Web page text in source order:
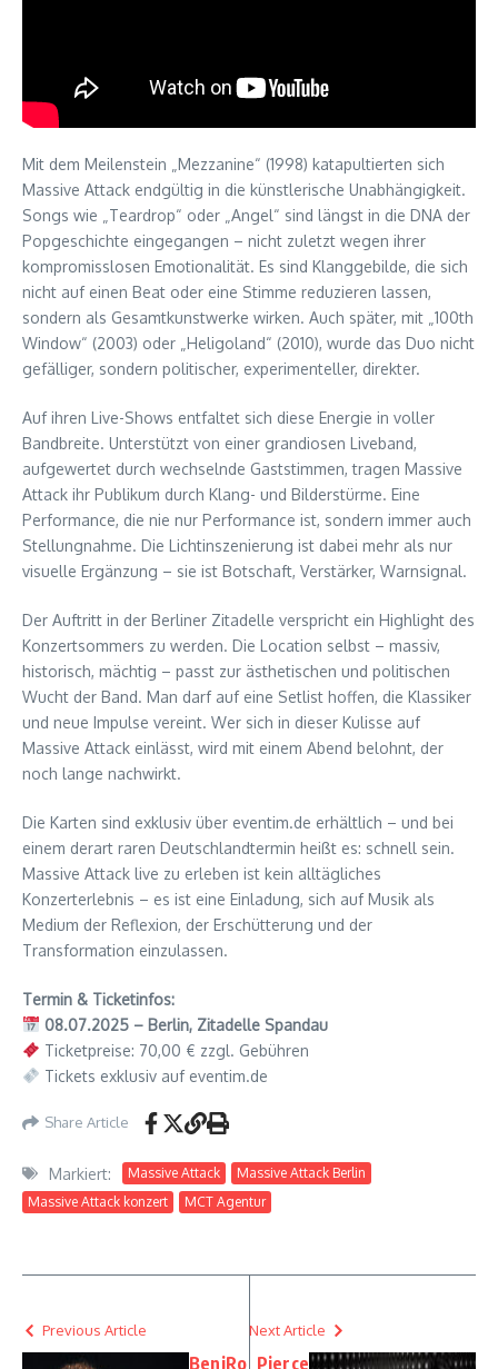
Mit dem Meilenstein „Mezzanine“ (1998) katapultierten sich
Massive Attack endgültig in die künstlerische Unabhängigkeit.
Songs wie „Teardrop“ oder „Angel“ sind längst in die DNA der
Popgeschichte eingegangen – nicht zuletzt wegen ihrer
kompromisslosen Emotionalität. Es sind Klanggebilde, die sich
nicht auf einen Beat oder eine Stimme reduzieren lassen,
sondern als Gesamtkunstwerke wirken. Auch später, mit „100th
Window“ (2003) oder „Heligoland“ (2010), wurde das Duo nicht
gefälliger, sondern politischer, experimenteller, direkter.
Auf ihren Live-Shows entfaltet sich diese Energie in voller
Bandbreite. Unterstützt von einer grandiosen Liveband,
aufgewertet durch wechselnde Gaststimmen, tragen Massive
Attack ihr Publikum durch Klang- und Bilderstürme. Eine
Performance, die nie nur Performance ist, sondern immer auch
Stellungnahme. Die Lichtinszenierung ist dabei mehr als nur
visuelle Ergänzung – sie ist Botschaft, Verstärker, Warnsignal.
Der Auftritt in der Berliner Zitadelle verspricht ein Highlight des
Konzertsommers zu werden. Die Location selbst – massiv,
historisch, mächtig – passt zur ästhetischen und politischen
Wucht der Band. Man darf auf eine Setlist hoffen, die Klassiker
und neue Impulse vereint. Wer sich in dieser Kulisse auf
Massive Attack einlässt, wird mit einem Abend belohnt, der
noch lange nachwirkt.
Die Karten sind exklusiv über eventim.de erhältlich – und bei
einem derart raren Deutschlandtermin heißt es: schnell sein.
Massive Attack live zu erleben ist kein alltägliches
Konzerterlebnis – es ist eine Einladung, sich auf Musik als
Medium der Reflexion, der Erschütterung und der
Transformation einzulassen.
Termin & Ticketinfos:
08.07.2025 – Berlin, Zitadelle Spandau
Ticketpreise: 70,00 € zzgl. Gebühren
Tickets exklusiv auf eventim.de
Share Article
Markiert: Massive Attack
Massive Attack Berlin
Massive Attack konzert
MCT Agentur
Previous Article
BenjRo
Next Article
Pierce